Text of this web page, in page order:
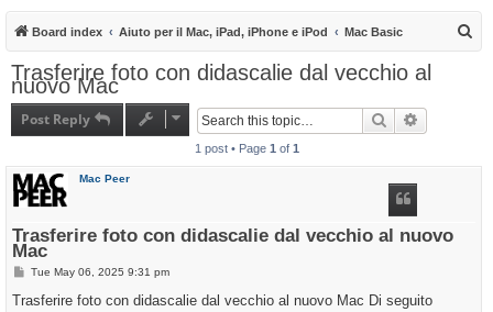
Board index Aiuto per il Mac, iPad, iPhone e iPod Mac Basic
Trasferire foto con didascalie dal vecchio al
nuovo Mac
Post Reply Search
1 post • Page 1 of 1
Mac Peer
Trasferire foto con didascalie dal vecchio al nuovo
Mac
P
s
Tue May 06, 2025 9:31 pm
Trasferire foto con didascalie dal vecchio al nuovo Mac Di seguito